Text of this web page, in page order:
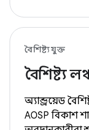
বৈশিষ্ট্যযুক্ত
বৈশিষ্ট্য
অ্যান্ড্রয়েড
AOSP বিকাশ